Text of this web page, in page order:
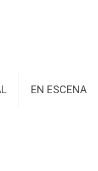
EN ESCENA